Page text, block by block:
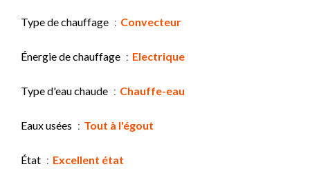
Type de chauffage Convecteur
Énergie de chauffage Electrique
Type d'eau chaude Chauffe-eau
Eaux usées Tout à l'égout
État Excellent état